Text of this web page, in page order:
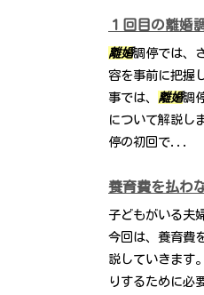
１回目の離婚
離婚調停では、
容を事前に把握
事では、 離婚調
について解説し
停の初回で...
養育費を払わ
子どもがいる夫
今回は、養育費
説していきます
りするために必